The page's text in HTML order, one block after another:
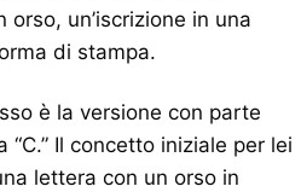
orso, un’iscrizione in una
di stampa.
è la versione con parte
“C.” Il concetto iniziale per lei
lettera con un orso in